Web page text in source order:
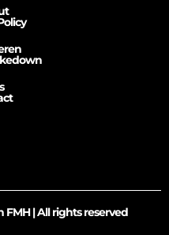
| All rights reserved